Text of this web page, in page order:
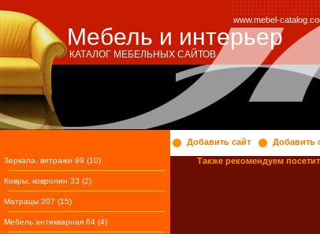
Мебель и интерьер
www.mebel-
КАТАЛОГ МЕБЕЛЬНЫХ САЙТОВ
Зеркала, витражи 99 (10)
Ковры, ковролин 33 (2)
Матрацы 207 (15)
Мебель антикварная 64 (4)
Добавить сайт Добавить
Также рекомендуем